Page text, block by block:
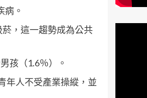
病。
，這一趨勢成為公共
孩（1.6％）。
年人不受產業操縱，並